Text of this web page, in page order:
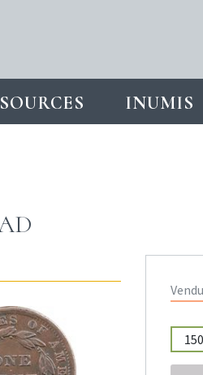
INUMIS
Vendu